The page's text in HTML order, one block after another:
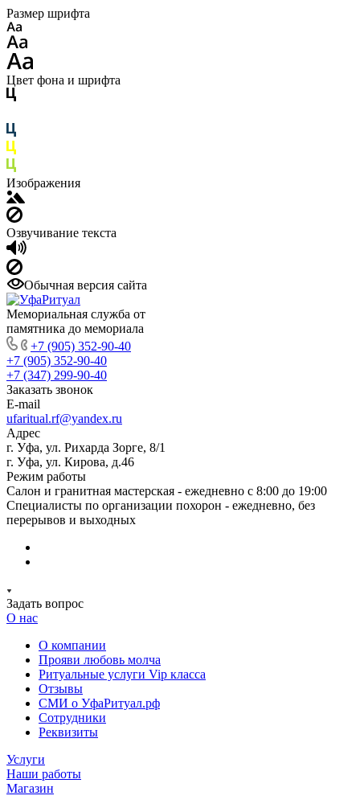
Размер шрифта
Цвет фона и шрифта
Изображения
Озвучивание текста
Обычная версия сайта
Мемориальная служба от
памятника до мемориала
+7 (905) 352-90-40
+7 (905) 352-90-40
+7 (347) 299-90-40
Заказать звонок
E-mail
ufaritual.rf@yandex.ru
Адрес
г. Уфа, ул. Рихарда Зорге, 8/1
г. Уфа, ул. Кирова, д.46
Режим работы
Салон и гранитная мастерская - ежедневно с 8:00 до 19:00
Специалисты по организации похорон - ежедневно, без
перерывов и выходных
Задать вопрос
О нас
О компании
Прояви любовь молча
Ритуальные услуги Vip класса
Отзывы
СМИ о УфаРитуал.рф
Сотрудники
Реквизиты
Услуги
Наши работы
Магазин